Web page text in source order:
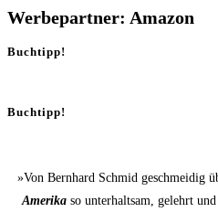
Werbepartner: Amazon
Buchtipp!
Buchtipp!
»Von Bernhard Schmid geschmeidig
Amerika so unterhaltsam, gelehrt